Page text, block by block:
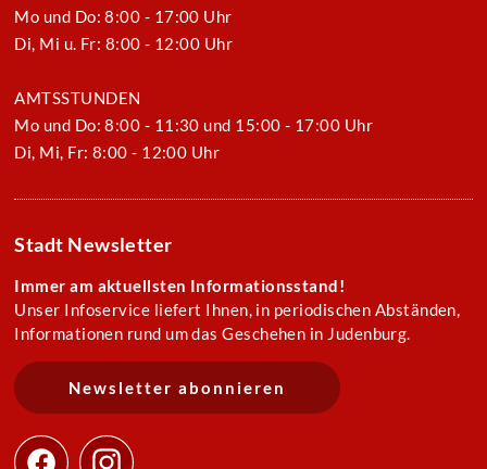
Mo und Do: 8:00 - 17:00 Uhr
Di, Mi u. Fr: 8:00 - 12:00 Uhr
AMTSSTUNDEN
Mo und Do: 8:00 - 11:30 und 15:00 - 17:00 Uhr
Di, Mi, Fr: 8:00 - 12:00 Uhr
Stadt Newsletter
Immer am aktuellsten Informationsstand!
Unser Infoservice liefert Ihnen, in periodischen Abständen,
Informationen rund um das Geschehen in Judenburg.
Newsletter abonnieren